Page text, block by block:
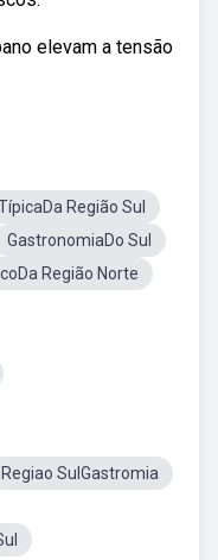
elevam a tensão
Região Sul
GastronomiaDo Sul
Região Norte
Regiao SulGastromia